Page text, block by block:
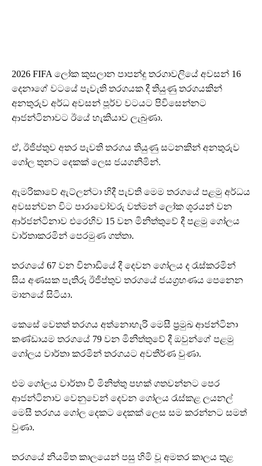
2026 FIFA ලෝක කුසලාන පාපන්දු තරගාවලියේ අවසන් 16
දෙනාගේ වටයේ පැවැති තරගයක දී තියුණු තරගයකින්
අනතුරුව අර්ධ අවසන් පූර්ව වටයට පිවිසෙන්නට
ආජන්ටිනාවට ඊයේ හැකියාව ලැබුණා.
ඒ, ඊජිප්තුව අතර පැවති තරගය තියුණු සටනකින් අනතුරුව
ගෝල තුනට දෙකක් ලෙස ජයගනිමින්.
ඇමරිකාවේ ඇට්ලන්ටා හිදී පැවති මෙම තරගයේ පළමු අර්ධය
අවසන්වන විට පාරාවෝවරු වත්මන් ලෝක ශූරයන් වන
ආර්ජන්ටිනාව එරෙහිව 15 වන මිනිත්තුවේ දී පළමු ගෝලය
වාර්තාකරමින් පෙරමුණ ගත්තා.
තරගයේ 67 වන විනාඩියේ දී දෙවන ගෝලය ද රැස්කරමින්
සිය අණසක පැතිරූ ඊජිප්තුව තරගයේ ජයග්‍රහණය පෙනෙන
මානයේ සිටියා.
කෙසේ වෙතත් තරගය අත්නොහැරි මෙසී ප්‍රමුඛ ආජන්ටිනා
කණ්ඩායම තරගයේ 79 වන මිනිත්තුවේ දී ඔවුන්ගේ පළමු
ගෝලය වාර්තා කරමින් තරගයට අවතීර්ණ වුණා.
එම ගෝලය වාර්තා වී මිනිත්තු පහක් ගතවන්නට පෙර
ආජන්ටිනාව වෙනුවෙන් දෙවන ගෝලය රැස්කළ ලයනල්
මෙසී තරගය ගෝල දෙකට දෙකක් ලෙස සම කරන්නට සමත්
වුණා.
තරගයේ නියමිත කාලයෙන් පසු හිමි වූ අමතර කාලය තුළ